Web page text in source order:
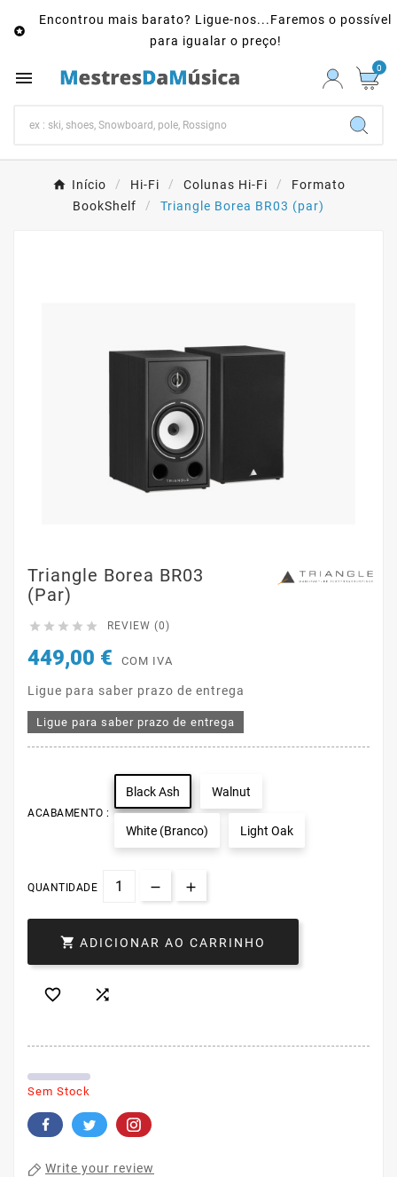

Encontrou mais barato? Ligue-nos...Faremos o possível
para igualar o preço!
 0
Início Hi-Fi Colunas Hi-Fi
Formato
BookShelf
Triangle Borea BR03 (par)
Triangle Borea BR03
(par)
     REVIEW (0)
449,00 € COM IVA
Ligue para saber prazo de entrega
Ligue para saber prazo de entrega
ACABAMENTO :
Black Ash Walnut
White (Branco) Light Oak
QUANTIDADE
 ADICIONAR AO CARRINHO
 
Sem Stock
Write your review